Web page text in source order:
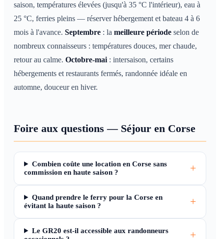
saison, températures élevées (jusqu'à 35 °C l'intérieur), eau à
25 °C, ferries pleins — réserver hébergement et bateau 4 à 6
mois à l'avance. Septembre : la meilleure période selon de
nombreux connaisseurs : températures douces, mer chaude,
retour au calme. Octobre-mai : intersaison, certains
hébergements et restaurants fermés, randonnée idéale en
automne, douceur en hiver.
Foire aux questions — Séjour en Corse
Combien coûte une location en Corse sans
commission en haute saison ?
Quand prendre le ferry pour la Corse en
évitant la haute saison ?
Le GR20 est-il accessible aux randonneurs